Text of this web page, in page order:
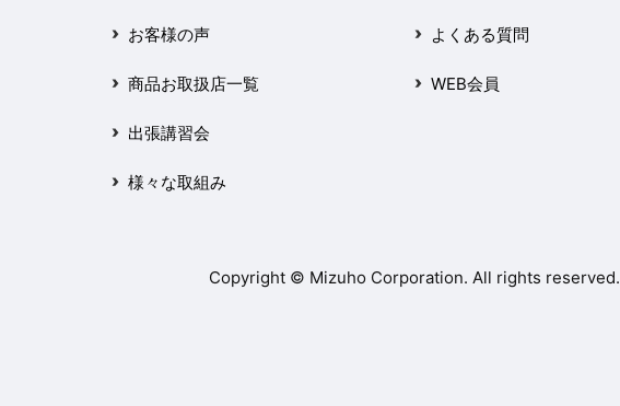
お客様の声
商品お取扱店一覧
出張講習会
様々な取組み
よくある質問
WEB会員
Copyright © Mizuho Corporation. All rights reserved.